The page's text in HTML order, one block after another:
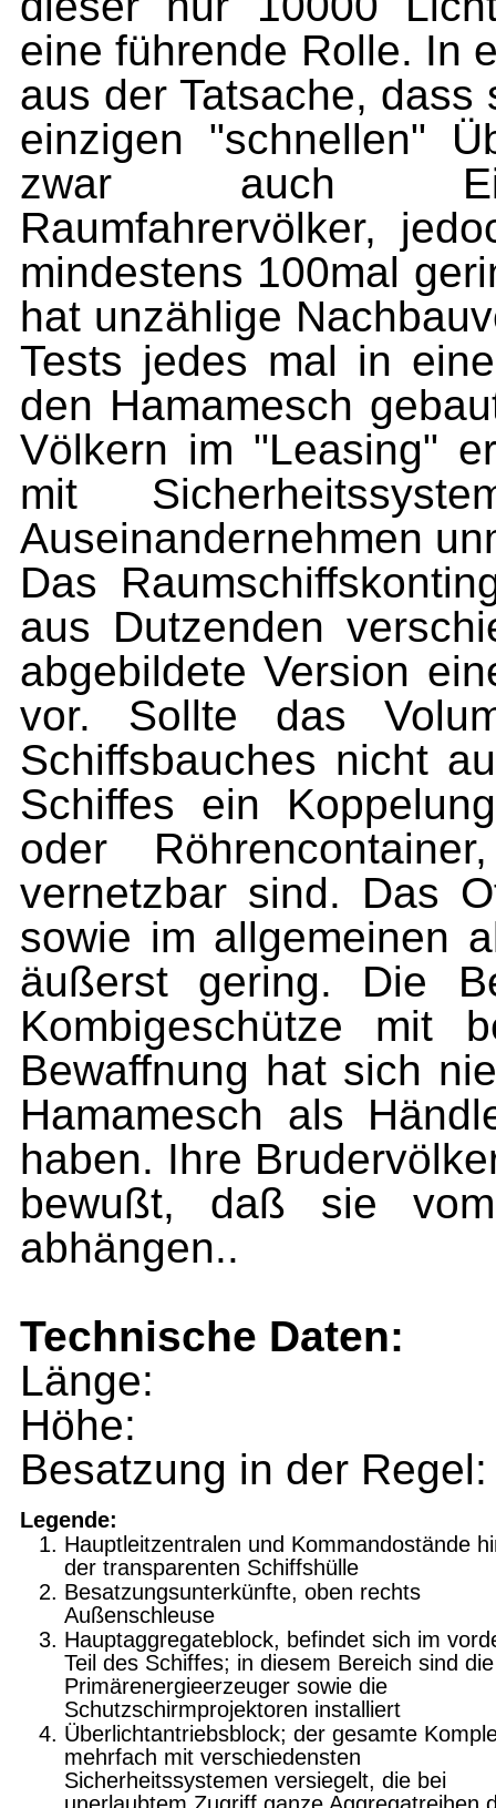
eine führende Rolle. In
aus der Tatsache,
einzigen "schnellen"
zwar auch
Raumfahrervölker,
mindestens 100mal
hat unzählige
Tests jedes mal in
den Hamamesch
Völkern im "Leasing"
mit
Auseinandernehmen
Das
aus Dutzenden
abgebildete Version
vor. Sollte das
Schiffsbauches nicht
Schiffes ein
oder
vernetzbar sind. Das
sowie im allgemeinen
äußerst gering. Die
Kombigeschütze mit
Bewaffnung hat sich
Hamamesch als
haben. Ihre
bewußt, daß sie
abhängen..
Technische Daten:
Länge:
Höhe:
Besatzung in der Regel:
Legende:
Hauptleitzentralen und Kommandostände
der transparenten Schiffshülle
Besatzungsunterkünfte, oben rechts
Außenschleuse
Hauptaggregateblock, befindet sich im
Teil des Schiffes; in diesem Bereich sind die
Primärenergieerzeuger sowie die
Schutzschirmprojektoren installiert
Überlichtantriebsblock; der gesamte
mehrfach mit verschiedensten
Sicherheitssystemen versiegelt, die bei